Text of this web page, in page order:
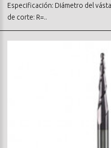
Especificación: Diámetro del
de corte: R=..